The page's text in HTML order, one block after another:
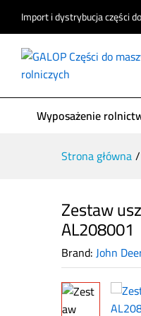
Import i dystrybucja części
Wyposażenie
Strona główna/
Zestaw
AL208001
Brand:John
Opis